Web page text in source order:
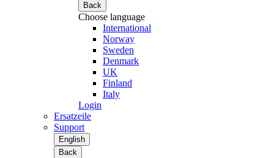
Back
Choose language
International
Norway
Sweden
Denmark
UK
Finland
Italy
Login
Ersatzeile
Support
English
Back